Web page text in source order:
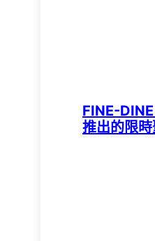
FINE-
推出的限